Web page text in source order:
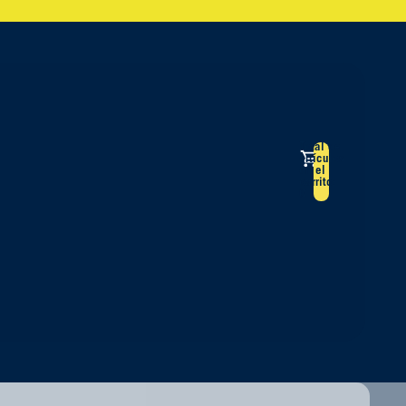
Total de
artículos
en el
carrito: